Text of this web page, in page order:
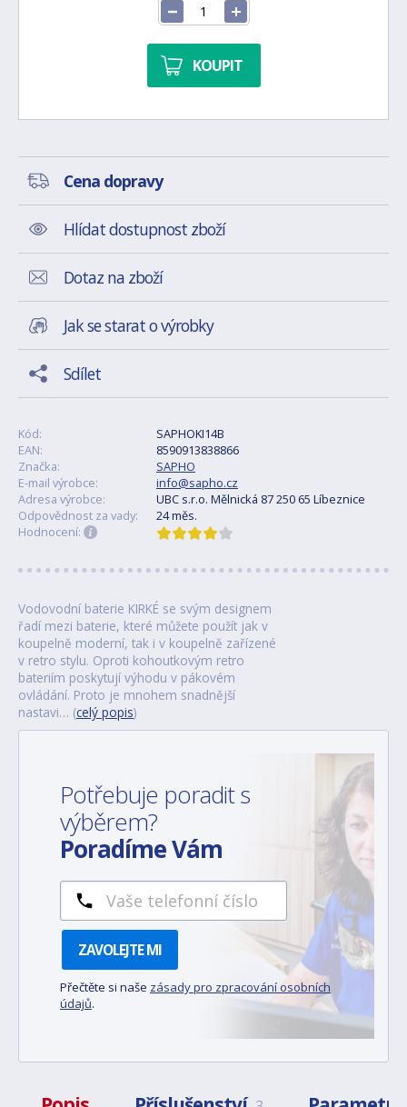
KOUPIT
Cena dopravy
Hlídat dostupnost zboží
Dotaz na zboží
Jak se starat o výrobky
Sdílet
Kód:
SAPHOKI14B
EAN:
8590913838866
Značka:
SAPHO
E-mail výrobce:
info@sapho.cz
Adresa výrobce:
UBC s.r.o. Mělnická 87 250 65 Líbeznice
Odpovědnost za vady:
24 měs.
Hodnocení:
Vodovodní baterie KIRKÉ se svým designem
řadí mezi baterie, které můžete použít jak v
koupelně moderní, tak i v koupelně zařízené
v retro stylu. Oproti kohoutkovým retro
bateriím poskytují výhodu v pákovém
ovládání. Proto je mnohem snadnější
nastavi… (celý popis)
Potřebuje poradit s
výběrem?
Poradíme Vám
ZAVOLEJTE MI
Přečtěte si naše zásady pro zpracování osobních
údajů.